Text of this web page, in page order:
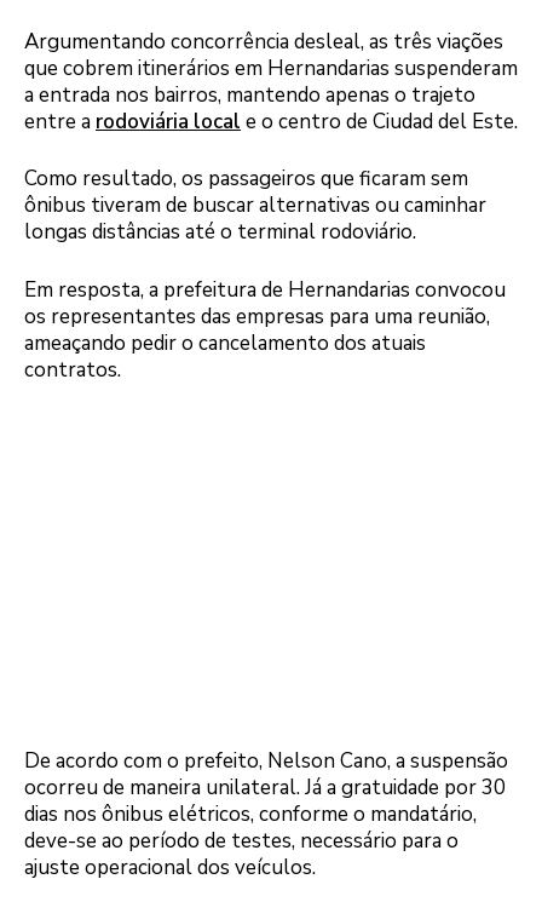
Argumentando concorrência desleal, as três viações
que cobrem itinerários em Hernandarias suspenderam
a entrada nos bairros, mantendo apenas o trajeto
entre a rodoviária local e o centro de Ciudad del Este.
Como resultado, os passageiros que ficaram sem
ônibus tiveram de buscar alternativas ou caminhar
longas distâncias até o terminal rodoviário.
Em resposta, a prefeitura de Hernandarias convocou
os representantes das empresas para uma reunião,
ameaçando pedir o cancelamento dos atuais
contratos.
De acordo com o prefeito, Nelson Cano, a suspensão
ocorreu de maneira unilateral. Já a gratuidade por 30
dias nos ônibus elétricos, conforme o mandatário,
deve-se ao período de testes, necessário para o
ajuste operacional dos veículos.